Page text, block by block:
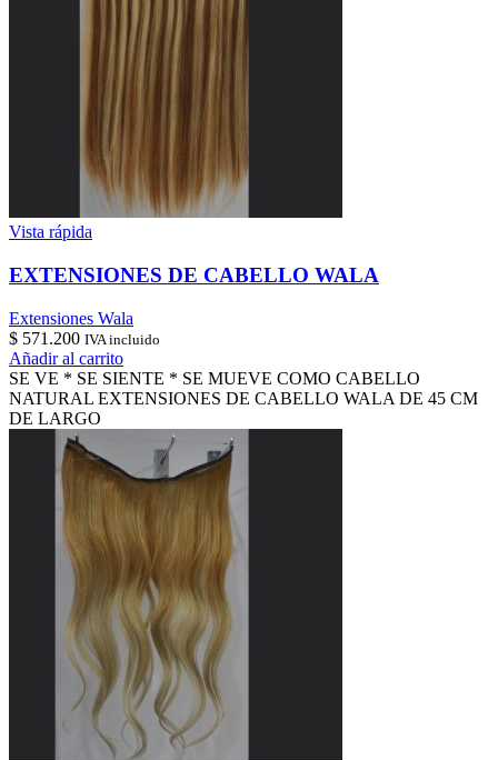
Vista rápida
EXTENSIONES DE CABELLO WALA
Extensiones Wala
$ 571.200 IVA incluido
Añadir al carrito
SE VE * SE SIENTE * SE MUEVE COMO CABELLO
NATURAL EXTENSIONES DE CABELLO WALA DE 45 CM
DE LARGO